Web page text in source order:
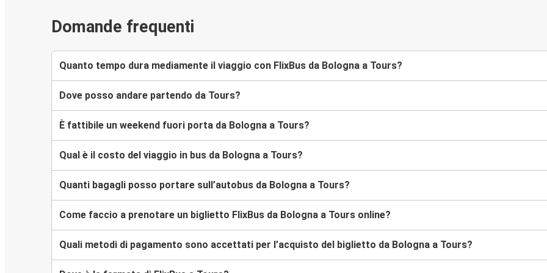
Domande frequenti
Quanto tempo dura mediamente il viaggio con FlixBus da Bologna a Tours?
Dove posso andare partendo da Tours?
È fattibile un weekend fuori porta da Bologna a Tours?
Qual è il costo del viaggio in bus da Bologna a Tours?
Quanti bagagli posso portare sull’autobus da Bologna a Tours?
Come faccio a prenotare un biglietto FlixBus da Bologna a Tours online?
Quali metodi di pagamento sono accettati per l’acquisto del biglietto da Bologna a Tours?